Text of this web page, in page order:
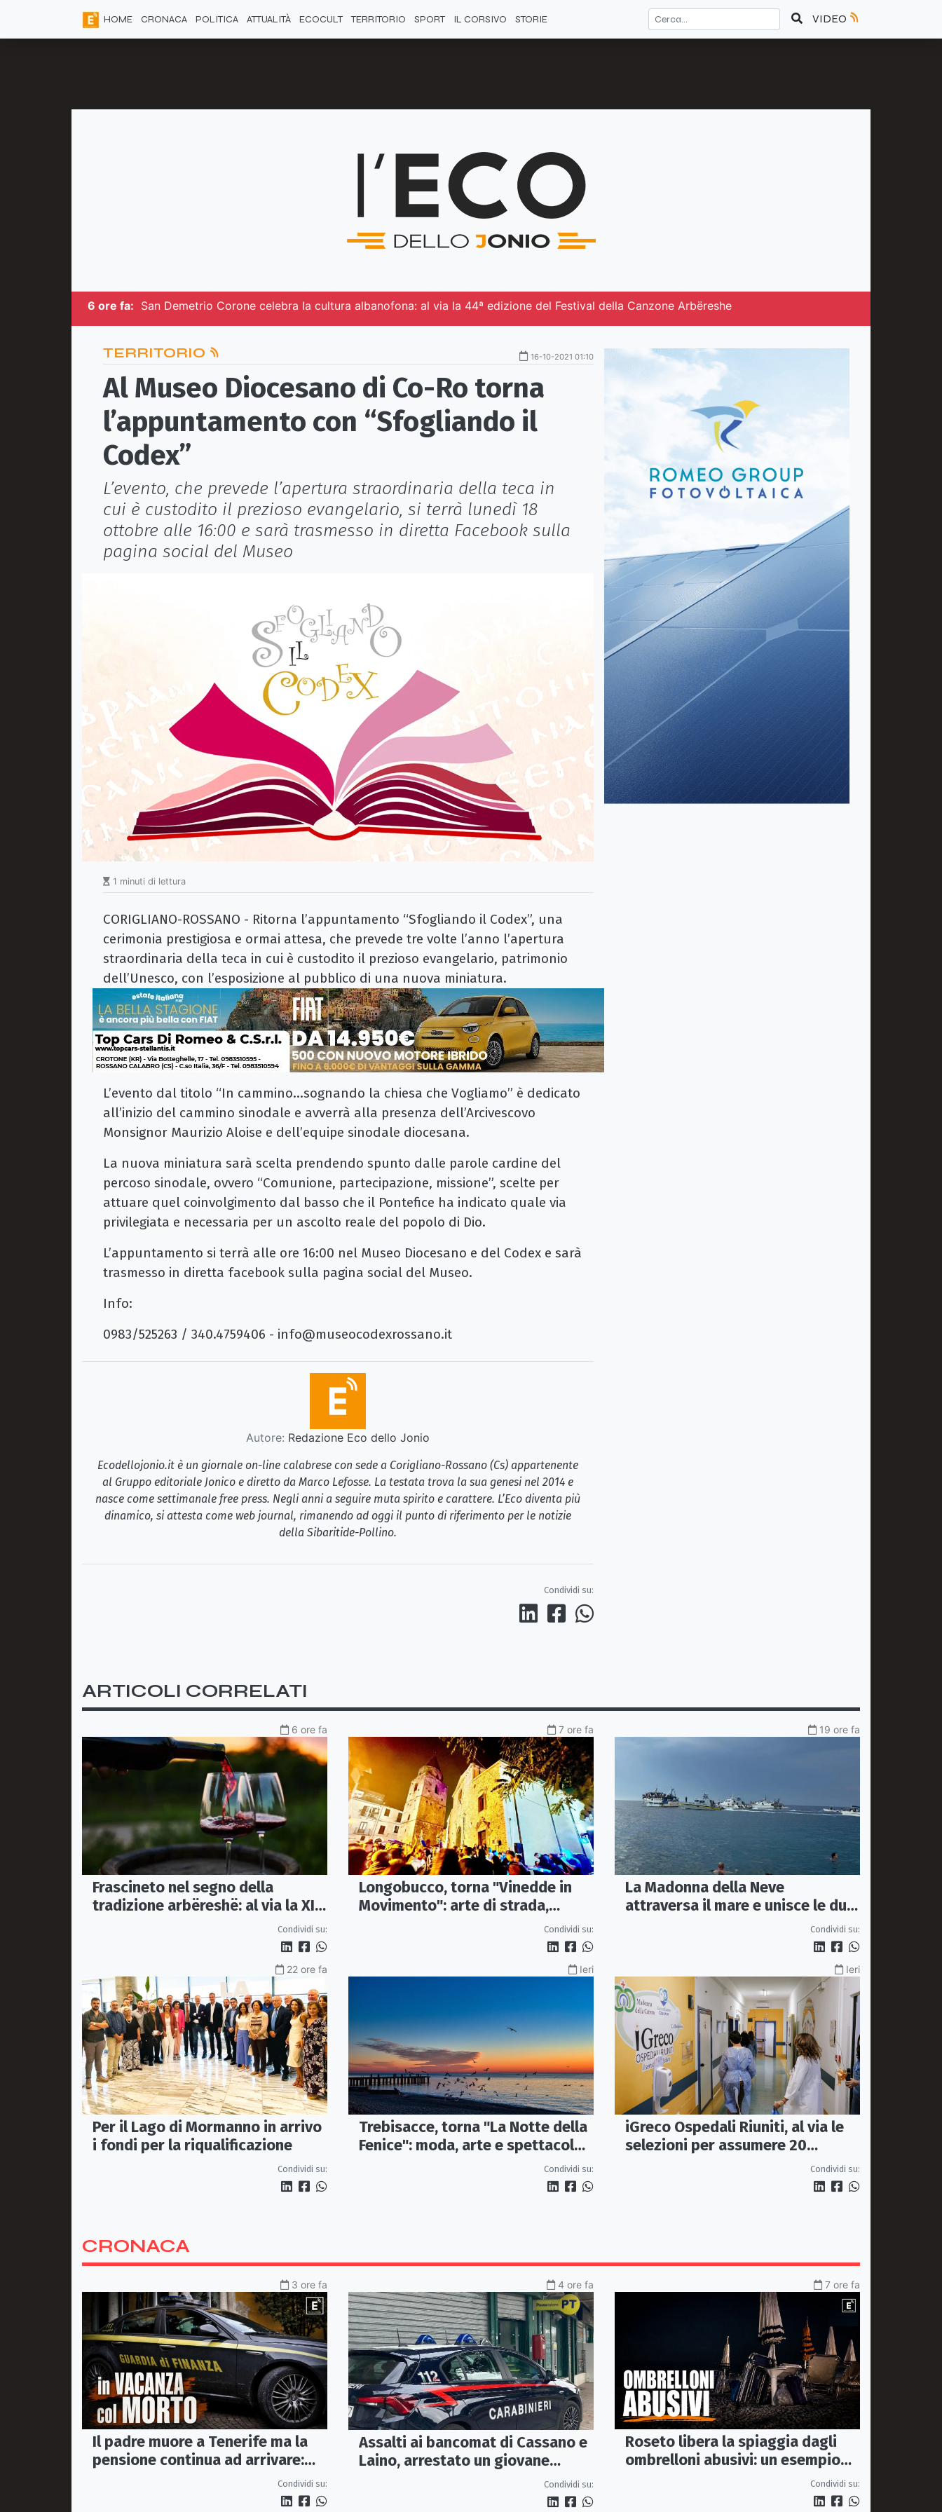
HOME CRONACA POLITICA ATTUALITÀ ECOCULT TERRITORIO SPORT IL CORSIVO STORIE VIDEO
6 ore fa: San Demetrio Corone celebra la cultura albanofona: al via la 44ª edizione del Festival della Canzone Arbëreshe
TERRITORIO 16-10-2021 01:10
Al Museo Diocesano di Co-Ro torna
l’appuntamento con “Sfogliando il
Codex”
L’evento, che prevede l’apertura straordinaria della teca in
cui è custodito il prezioso evangelario, si terrà lunedì 18
ottobre alle 16:00 e sarà trasmesso in diretta Facebook sulla
pagina social del Museo
1 minuti di lettura
CORIGLIANO-ROSSANO - Ritorna l’appuntamento “Sfogliando il Codex”, una
cerimonia prestigiosa e ormai attesa, che prevede tre volte l’anno l’apertura
straordinaria della teca in cui è custodito il prezioso evangelario, patrimonio
dell’Unesco, con l’esposizione al pubblico di una nuova miniatura.
L’evento dal titolo “In cammino…sognando la chiesa che Vogliamo” è dedicato
all’inizio del cammino sinodale e avverrà alla presenza dell’Arcivescovo
Monsignor Maurizio Aloise e dell’equipe sinodale diocesana.
La nuova miniatura sarà scelta prendendo spunto dalle parole cardine del
percoso sinodale, ovvero “Comunione, partecipazione, missione”, scelte per
attuare quel coinvolgimento dal basso che il Pontefice ha indicato quale via
privilegiata e necessaria per un ascolto reale del popolo di Dio.
L’appuntamento si terrà alle ore 16:00 nel Museo Diocesano e del Codex e sarà
trasmesso in diretta facebook sulla pagina social del Museo.
Info:
0983/525263 / 340.4759406 - info@museocodexrossano.it
Autore: Redazione Eco dello Jonio
Ecodellojonio.it è un giornale on-line calabrese con sede a Corigliano-Rossano (Cs) appartenente
al Gruppo editoriale Jonico e diretto da Marco Lefosse. La testata trova la sua genesi nel 2014 e
nasce come settimanale free press. Negli anni a seguire muta spirito e carattere. L’Eco diventa più
dinamico, si attesta come web journal, rimanendo ad oggi il punto di riferimento per le notizie
della Sibaritide-Pollino.
Condividi su:
ARTICOLI CORRELATI
6 ore fa
Frascineto nel segno della
tradizione arbëreshë: al via la XII
edizione della Festa del VinoCondividi su:
7 ore fa
Longobucco, torna "Vinedde in
Movimento": arte di strada,
musica e sapori fanno rivivere il
Condividi su:
19 ore fa
La Madonna della Neve
attraversa il mare e unisce le due
Condividi su:
22 ore fa
Per il Lago di Mormanno in arrivo
i fondi per la riqualificazione
Condividi su:
Ieri
Trebisacce, torna "La Notte della
Fenice": moda, arte e spettacolo
Condividi su:
Ieri
iGreco Ospedali Riuniti, al via le
selezioni per assumere 20
infermieri a tempo indeterminato
Condividi su:
CRONACA
3 ore fa
Il padre muore a Tenerife ma la
pensione continua ad arrivare:
Condividi su:
4 ore fa
Assalti ai bancomat di Cassano e
Laino, arrestato un giovane
Condividi su:
7 ore fa
Roseto libera la spiaggia dagli
ombrelloni abusivi: un esempio
Condividi su: